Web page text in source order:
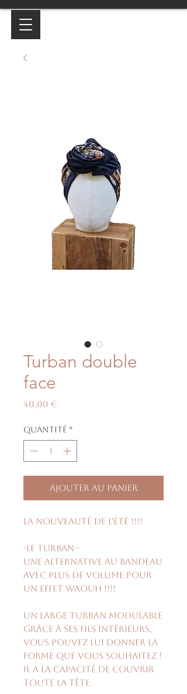
Turban double
face
40,00 €
Quantité *
Ajouter au panier
La nouveauté de l'été !!!!
-Le turban -
Une alternative au bandeau
avec plus de volume pour
un effet waouh !!!!
Un large turban modulable
grâce à ses fils intérieurs,
vous pouvez lui donner la
forme que vous souhaitez !
Il a la capacité de couvrir
toute la tête.